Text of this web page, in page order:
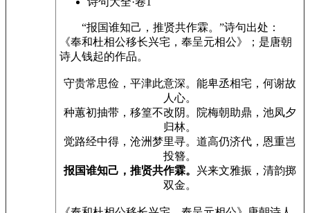
“报国谁知己，推贤共作霖。”诗句出处：
《奉和杜相公移长兴宅，奉呈元相公》；是唐朝
诗人钱起的作品。
守贵常思俭，平津此意深。能卑丞相宅，何谢故
人心。
种蕙初抽带，移篁不改阴。院梅朝助鼎，池凤夕
归林。
觉路经中得，沧洲梦里寻。道高仍济代，恩重岂
投簪。
报国谁知己，推贤共作霖。 兴来文雅振，清韵掷
双金。